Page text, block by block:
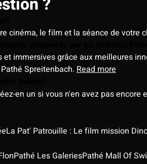
cinéma, le film et la séance de votre
immersives grâce aux meilleures
Spreitenbach. Read more
en un si vous n'en avez pas
La Pat' Patrouille : Le film mission
Pathé Les GaleriesPathé Mall Of